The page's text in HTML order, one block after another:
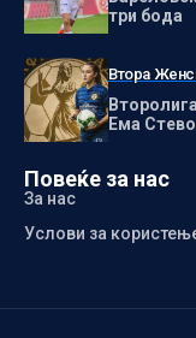
три бода
Втора
Ема
Повеќе за нас
За нас
Услови за